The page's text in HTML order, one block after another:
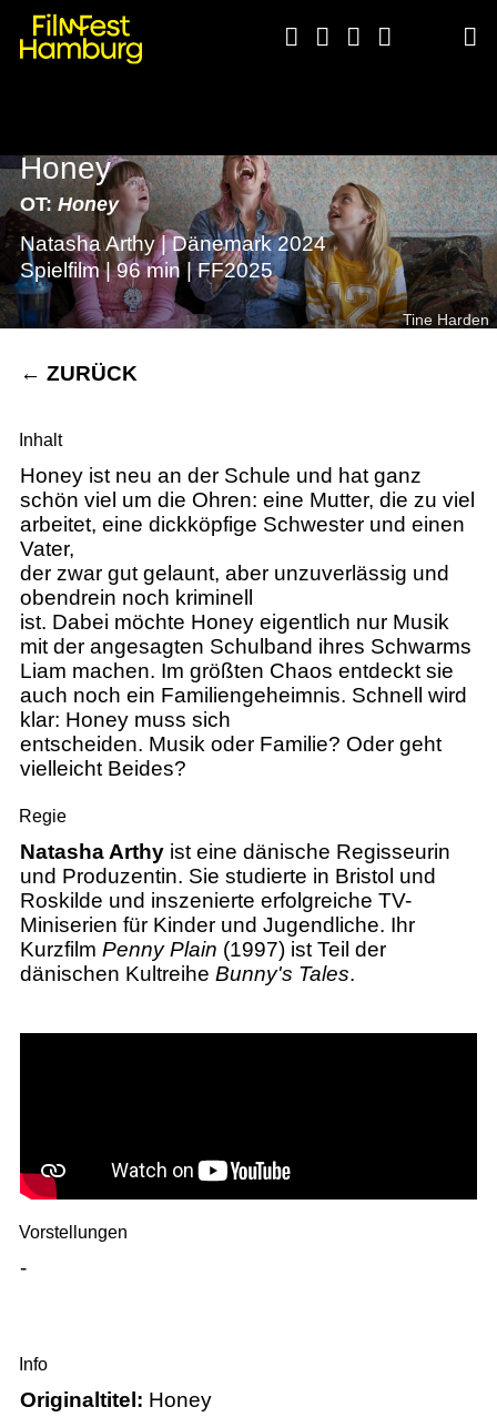
    
Tine Harden
Honey
OT:Honey
Natasha Arthy | Dänemark 2024
Spielfilm | 96 min | FF2025
← ZURÜCK
Inhalt
Honey ist neu an der Schule und hat ganz
schön viel um die Ohren: eine Mutter, die zu viel
arbeitet, eine dickköpfige Schwester und einen
Vater,
der zwar gut gelaunt, aber unzuverlässig und
obendrein noch kriminell
ist. Dabei möchte Honey eigentlich nur Musik
mit der angesagten Schulband ihres Schwarms
Liam machen. Im größten Chaos entdeckt sie
auch noch ein Familiengeheimnis. Schnell wird
klar: Honey muss sich
entscheiden. Musik oder Familie? Oder geht
vielleicht Beides?
Regie
Natasha Arthy ist eine dänische Regisseurin
und Produzentin. Sie studierte in Bristol und
Roskilde und inszenierte erfolgreiche TV-
Miniserien für Kinder und Jugendliche. Ihr
Kurzfilm Penny Plain (1997) ist Teil der
dänischen Kultreihe Bunny's Tales.
Vorstellungen
-
Info
Originaltitel: Honey